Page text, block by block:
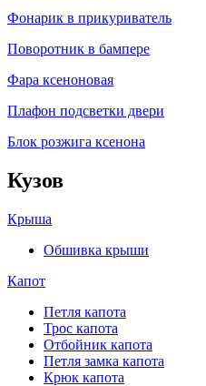
Фонарик в прикуриватель
Поворотник в бампере
Фара ксеноновая
Плафон подсветки двери
Блок розжига ксенона
Кузов
Крыша
Обшивка крыши
Капот
Петля капота
Трос капота
Отбойник капота
Петля замка капота
Крюк капота